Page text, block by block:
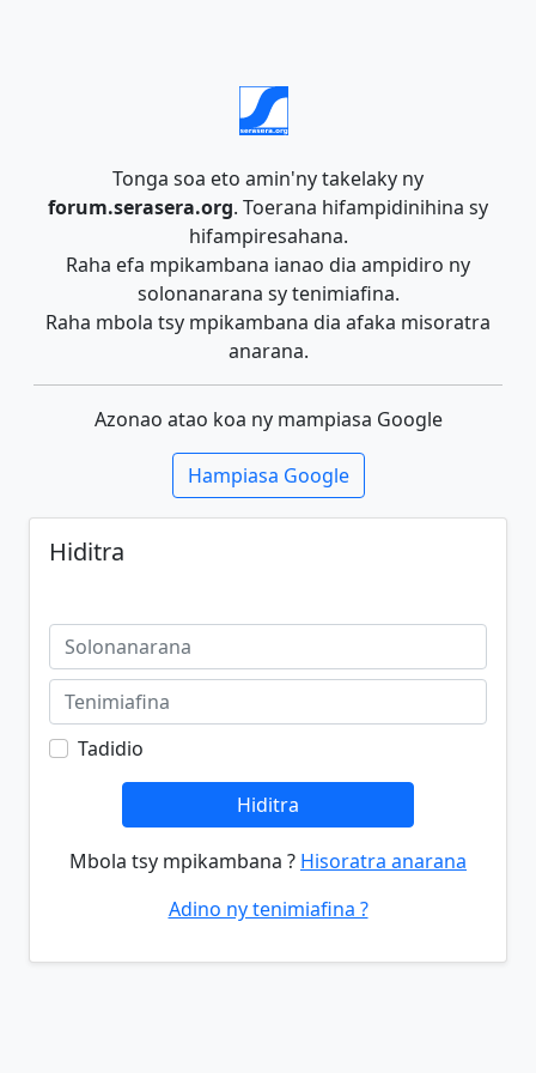
Tonga soa eto amin'ny takelaky ny
forum.serasera.org. Toerana hifampidinihina sy
hifampiresahana.
Raha efa mpikambana ianao dia ampidiro ny
solonanarana sy tenimiafina.
Raha mbola tsy mpikambana dia afaka misoratra
anarana.
Azonao atao koa ny mampiasa Google
Hampiasa Google
Hiditra
Tadidio
Hiditra
Mbola tsy mpikambana ? Hisoratra anarana
Adino ny tenimiafina ?